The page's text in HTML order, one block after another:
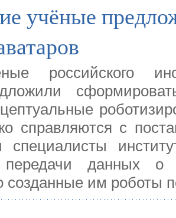
учёные
российского
справляются с
специалисты
передачи данных о
созданные им роботы